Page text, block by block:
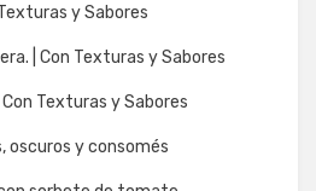
y Sabores
| Con Texturas y Sabores
Texturas y Sabores
oscuros y consomés